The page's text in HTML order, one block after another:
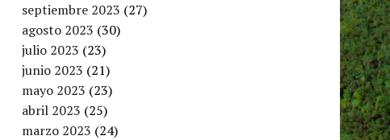
septiembre 2023 (27)
agosto 2023 (30)
julio 2023 (23)
junio 2023 (21)
mayo 2023 (23)
abril 2023 (25)
marzo 2023 (24)